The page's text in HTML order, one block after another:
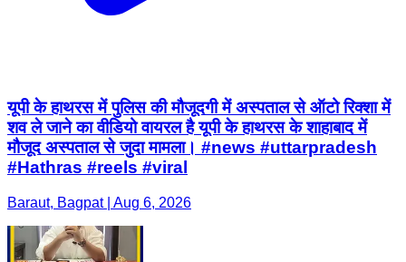
यूपी के हाथरस में पुलिस की मौजूदगी में अस्पताल से ऑटो रिक्शा में
शव ले जाने का वीडियो वायरल है यूपी के हाथरस के शाहाबाद में
मौजूद अस्पताल से जुदा मामला। #news #uttarpradesh
#Hathras #reels #viral
Baraut, Bagpat | Aug 6, 2026